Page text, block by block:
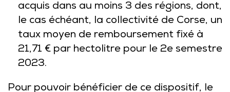
acquis dans au moins 3 des régions, dont,
le cas échéant, la collectivité de Corse, un
taux moyen de remboursement fixé à
21,71 € par hectolitre pour le 2e semestre
2023.
Pour pouvoir bénéficier de ce dispositif, le